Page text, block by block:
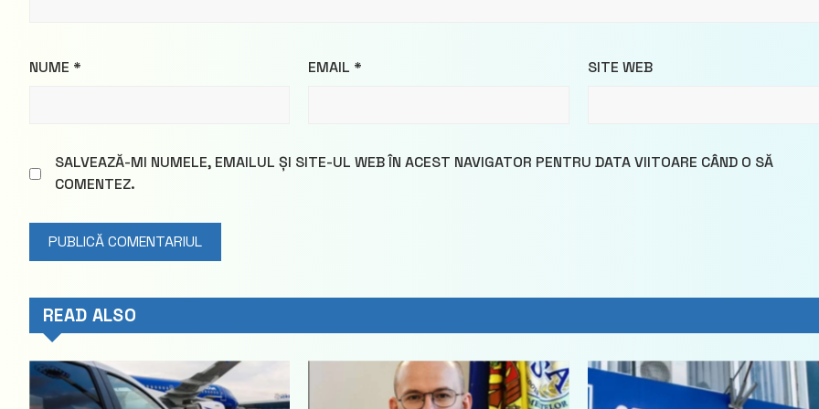
NUME * EMAIL * SITE WEB
SALVEAZĂ-MI NUMELE, EMAILUL ȘI SITE-UL WEB ÎN ACEST NAVIGATOR PENTRU DATA VIITOARE CÂND O SĂ
COMENTEZ.
READ ALSO